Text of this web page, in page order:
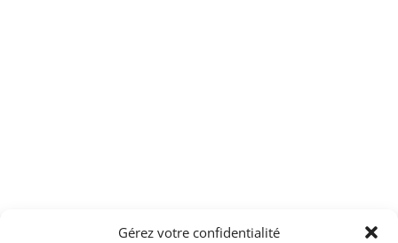
Gérez votre confidentialité